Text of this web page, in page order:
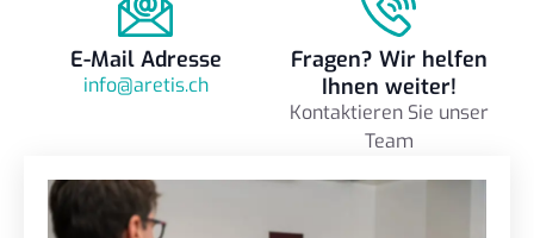
E-Mail Adresse
info@aretis.ch
Fragen? Wir helfen
Ihnen weiter!
Kontaktieren Sie unser
Team